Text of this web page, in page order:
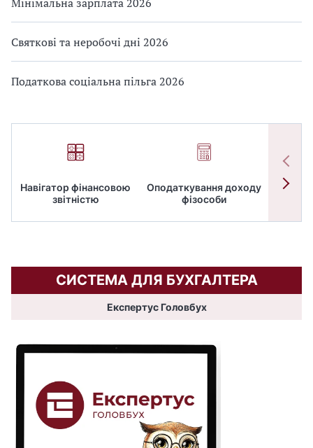
Святкові та неробочі дні 2026
Податкова соціальна пільга 2026
Навігатор фінансовою
звітністю
Оподаткування доходу
фізособи
СИСТЕМА ДЛЯ БУХГАЛТЕРА
Експертус Головбух